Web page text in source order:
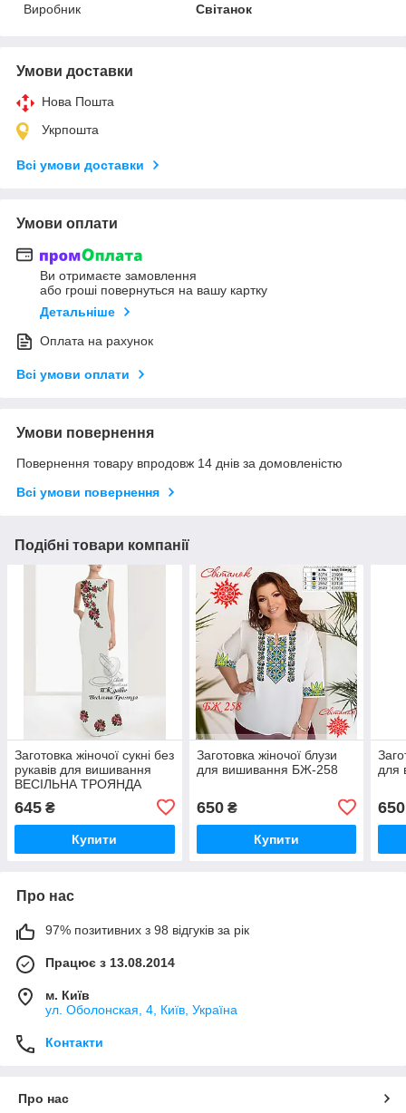
Виробник
Світанок
Умови доставки
Нова Пошта
Укрпошта
Всі умови доставки
Умови оплати
Ви отримаєте замовлення
або гроші повернуться на вашу картку
Детальніше
Оплата на рахунок
Всі умови оплати
Умови повернення
Повернення товару впродовж 14 днів за домовленістю
Всі умови повернення
Подібні товари компанії
Заготовка жіночої сукні без
рукавів для вишивання
ВЕСІЛЬНА ТРОЯНДА
645 ₴
Купити
Заготовка жіночої блузи
для вишивання БЖ-258
650₴
Купити
для
650
Про нас
97% позитивних з 98 відгуків за рік
Працює з 13.08.2014
м. Київ
ул. Оболонская, 4, Київ, Україна
Контакти
Про нас